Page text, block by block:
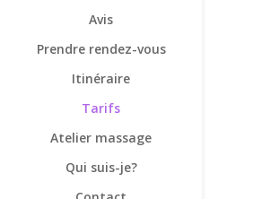
Avis
Prendre rendez-vous
Itinéraire
Tarifs
Atelier massage
Qui suis-je?